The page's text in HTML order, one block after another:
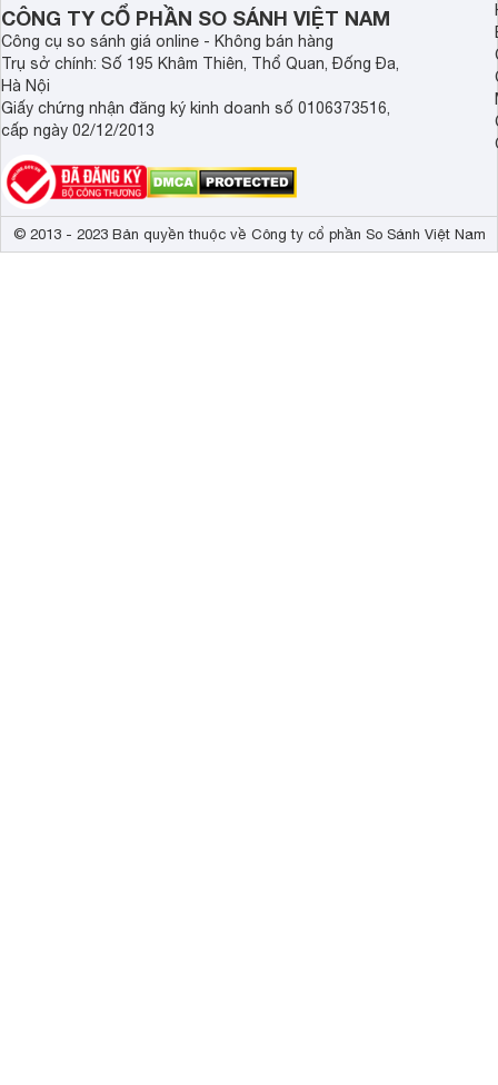
CÔNG TY CỔ PHẦN SO SÁNH VIỆT NAM
Công cụ so sánh giá online - Không bán hàng
Trụ sở chính: Số 195 Khâm Thiên, Thổ Quan, Đống Đa,
Hà Nội
Giấy chứng nhận đăng ký kinh doanh số 0106373516,
cấp ngày 02/12/2013
© 2013 - 2023 Bản quyền thuộc về Công ty cổ phần So Sánh Việt Nam